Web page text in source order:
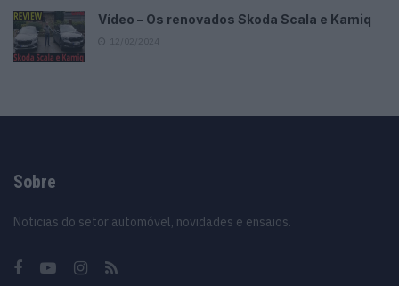
Vídeo – Os renovados Skoda Scala e Kamiq
Sobre
Noticias do setor automóvel, novidades e ensaios.